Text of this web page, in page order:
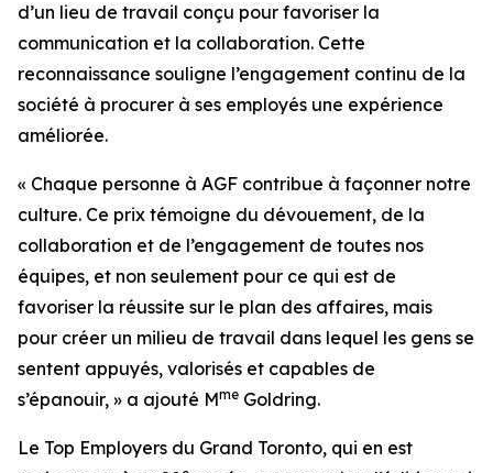
d’un lieu de travail conçu pour favoriser la
communication et la collaboration. Cette
reconnaissance souligne l’engagement continu de la
société à procurer à ses employés une expérience
améliorée.
« Chaque personne à AGF contribue à façonner notre
culture. Ce prix témoigne du dévouement, de la
collaboration et de l’engagement de toutes nos
équipes, et non seulement pour ce qui est de
favoriser la réussite sur le plan des affaires, mais
pour créer un milieu de travail dans lequel les gens se
sentent appuyés, valorisés et capables de
s’épanouir, » a ajouté Mme Goldring.
Le Top Employers du Grand Toronto, qui en est